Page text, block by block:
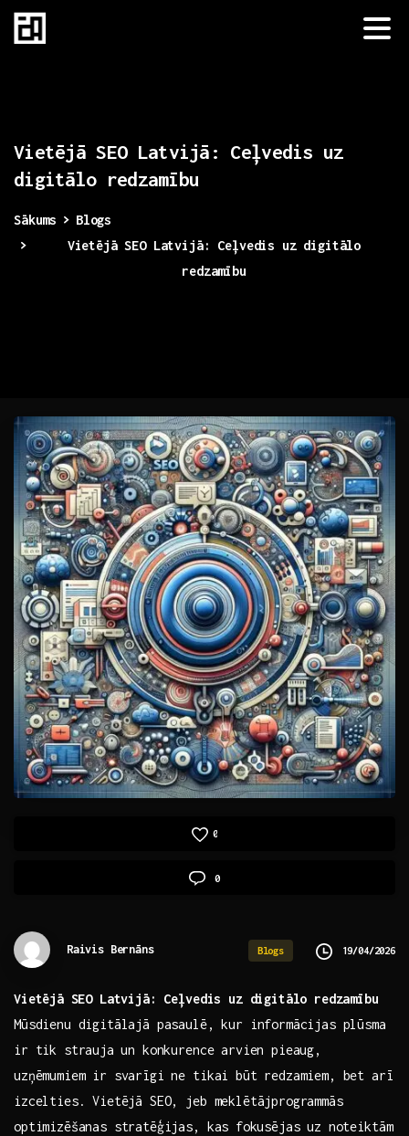
Vietējā SEO Latvijā: Ceļvedis uz
digitālo redzamību
Sākums
Blogs
Vietējā SEO Latvijā: Ceļvedis uz digitālo
redzamību
0
0
Raivis Bernāns Blogs 19/04/2026
Vietējā ⁣SEO Latvijā: Ceļvedis uz digitālo redzamību
Mūsdienu digitālajā pasaulē, kur informācijas plūsma
ir tik strauja⁢ un konkurence arvien pieaug,
uzņēmumiem ir svarīgi ne‌ tikai būt redzamiem, bet arī
izcelties. ​Vietējā SEO, jeb meklētājprogrammās
optimizēšanas stratēģijas, kas ⁣fokusējas uz noteiktām⁢